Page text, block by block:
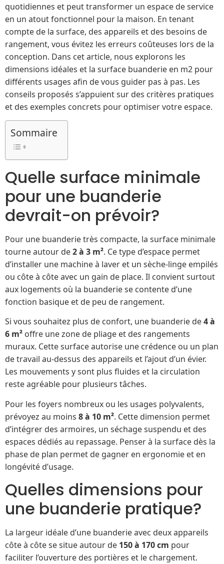
quotidiennes et peut transformer un espace de service
en un atout fonctionnel pour la maison. En tenant
compte de la surface, des appareils et des besoins de
rangement, vous évitez les erreurs coûteuses lors de la
conception. Dans cet article, nous explorons les
dimensions idéales et la surface buanderie en m2 pour
différents usages afin de vous guider pas à pas. Les
conseils proposés s’appuient sur des critères pratiques
et des exemples concrets pour optimiser votre espace.
Sommaire
Quelle surface minimale
pour une buanderie
devrait-on prévoir?
Pour une buanderie très compacte, la surface minimale
tourne autour de2 à 3 m². Ce type d’espace permet
d’installer une machine à laver et un sèche-linge empilés
ou côte à côte avec un gain de place. Il convient surtout
aux logements où la buanderie se contente d’une
fonction basique et de peu de rangement.
Si vous souhaitez plus de confort, une buanderie de4 à
6 m² offre une zone de pliage et des rangements
muraux. Cette surface autorise une crédence ou un plan
de travail au-dessus des appareils et l’ajout d’un évier.
Les mouvements y sont plus fluides et la circulation
reste agréable pour plusieurs tâches.
Pour les foyers nombreux ou les usages polyvalents,
prévoyez au moins 8 à 10 m². Cette dimension permet
d’intégrer des armoires, un séchage suspendu et des
espaces dédiés au repassage. Penser à la surface dès la
phase de plan permet de gagner en ergonomie et en
longévité d’usage.
Quelles dimensions pour
une buanderie pratique?
La largeur idéale d’une buanderie avec deux appareils
côte à côte se situe autour de 150 à 170 cm pour
faciliter l’ouverture des portières et le chargement.